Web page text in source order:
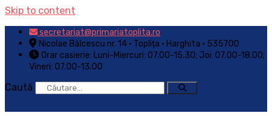
Skip to content
secretariat@primariatoplita.ro
Nicolae Bălcescu nr. 14 • Toplița • Harghita • 535700
Orar casierie: Luni-Miercuri: 07.00-15.30; Joi: 07.00-18.00;
Vineri: 07.00-13.00
Caută